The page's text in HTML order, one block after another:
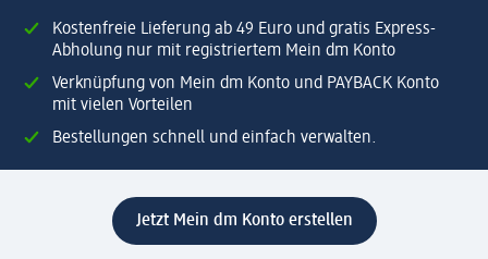
Kostenfreie Lieferung ab 49 Euro und gratis Express-
Abholung nur mit registriertem Mein dm Konto
Verknüpfung von Mein dm Konto und PAYBACK Konto
mit vielen Vorteilen
Bestellungen schnell und einfach verwalten.
Jetzt Mein dm Konto erstellen